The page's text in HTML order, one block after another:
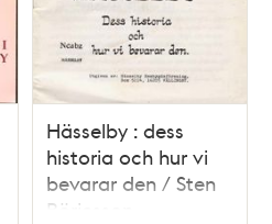
Hässelby : dess
historia och hur vi
bevarar den / Sten
Börjesson